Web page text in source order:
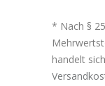
* Nach §
handelt